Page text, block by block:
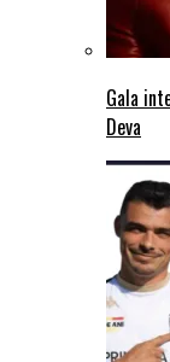
Gala
Deva